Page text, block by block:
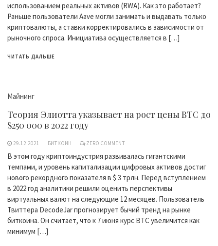
использованием реальных активов (RWA). Как это работает?
Раньше пользователи Aave могли занимать и выдавать только
криптовалюты, а ставки корректировались в зависимости от
рыночного спроса. Инициатива осуществляется в […]
ЧИТАТЬ ДАЛЬШЕ
Майнинг
Теория Элиотта указывает на рост цены BTC до
$250 000 в 2022 году
29.12.2021 БИТКОИН ZERO COMMENT
В этом году криптоиндустрия развивалась гигантскими
темпами, и уровень капитализации цифровых активов достиг
нового рекордного показателя в $ 3 трлн. Перед вступлением
в 2022 год аналитики решили оценить перспективы
виртуальных валют на следующие 12 месяцев. Пользователь
Твиттера DecodeJar прогнозирует бычий тренд на рынке
биткоина. Он считает, что к 7 июня курс BTC увеличится как
минимум […]